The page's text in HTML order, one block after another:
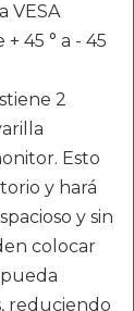
VESA
45 ° a - 45
2
Esto
y hará
y sin
colocar
reduciendo